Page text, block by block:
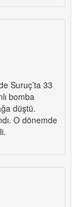
Suruç’ta 33
bomba
düştü.
O dönemde